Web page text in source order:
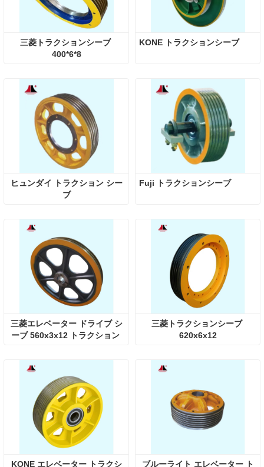
三菱トラクションシーブ
400*6*8
KONE トラクションシーブ
ヒュンダイ トラクション シー
ブ
Fuji トラクションシーブ
三菱エレベーター ドライブ シ
ーブ 560x3x12 トラクション
三菱トラクションシーブ
620x6x12
KONE エレベーター トラクシ ブルーライト エレベーター ト